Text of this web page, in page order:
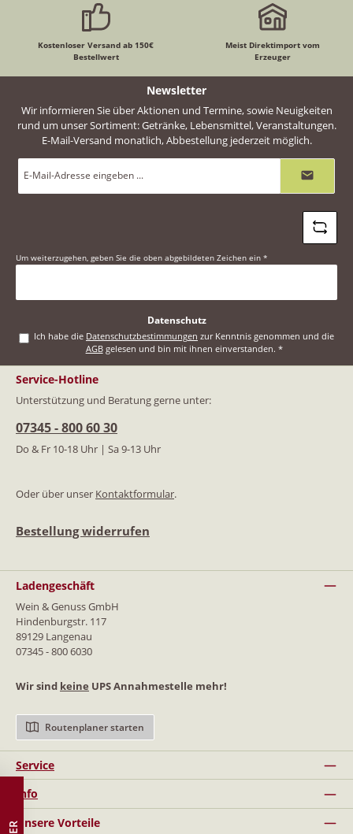
Kostenloser Versand ab 150€
Bestellwert
Meist Direktimport vom
Erzeuger
Newsletter
Wir informieren Sie über Aktionen und Termine, sowie Neuigkeiten
rund um unser Sortiment: Getränke, Lebensmittel, Veranstaltungen.
E-Mail-Versand monatlich, Abbestellung jederzeit möglich.
E-
Mail-
*
Um weiterzugehen, geben Sie die oben abgebildeten Zeichen ein *
Datenschutz
Ich habe die Datenschutzbestimmungen
zur Kenntnis genommen und die
AGBgelesen und bin mit ihnen einverstanden. *
Service-Hotline
Unterstützung und Beratung gerne unter:
07345 - 800 60 30
Do & Fr 10-18 Uhr | Sa 9-13 Uhr
Oder über unser Kontaktformular.
Bestellung widerrufen
Service
Info
Unsere Vorteile
Ladengeschäft
Wein & Genuss GmbH
Hindenburgstr. 117
89129 Langenau
07345 - 800 6030
Wir sind keine UPS Annahmestelle mehr!
Routenplaner starten